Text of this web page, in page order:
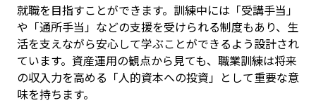
就職を目指すことができます。訓練中には「受講手当」
や「通所手当」などの支援を受けられる制度もあり、生
活を支えながら安心して学ぶことができるよう設計され
ています。資産運用の観点から見ても、職業訓練は将来
の収入力を高める「人的資本への投資」として重要な意
味を持ちます。